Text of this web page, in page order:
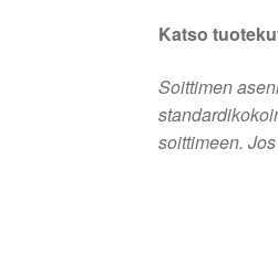
Katso
Soittimen
soittimeen.